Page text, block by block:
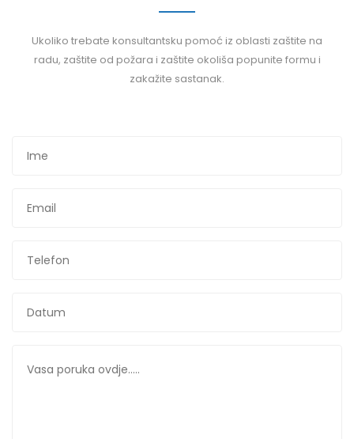
Ukoliko trebate konsultantsku pomoć iz oblasti zaštite na
radu, zaštite od požara i zaštite okoliša popunite formu i
zakažite sastanak.